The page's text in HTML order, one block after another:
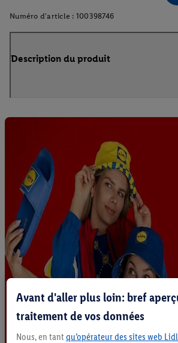
Numéro d'article : 100398746
Description du produit
Avant d'aller plus loin: bref
traitement de vos données
Nous, en tant qu’opérateur des sites web